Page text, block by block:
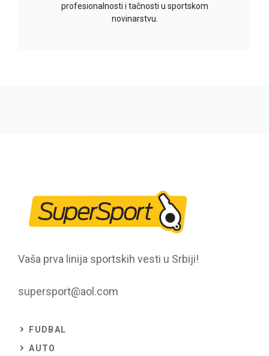
profesionalnosti i tačnosti u sportskom
novinarstvu.
Vaša prva linija sportskih vesti u Srbiji!
supersport@aol.com
FUDBAL
AUTO